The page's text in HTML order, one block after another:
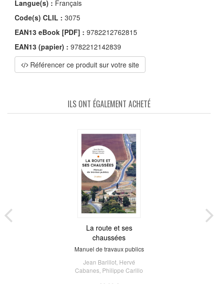
Langue(s) : Français
Code(s) CLIL : 3075
EAN13 eBook [PDF] : 9782212762815
EAN13 (papier) : 9782212142839
Référencer ce produit sur votre site
ILS ONT ÉGALEMENT ACHETÉ
La route et ses
chaussées
Manuel de travaux publics
Jean Barillot, Hervé
Cabanes Philippe Carillo